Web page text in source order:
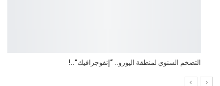
التضخم السنوي لمنطقة اليورو.. “إنفوجرافيك“..!